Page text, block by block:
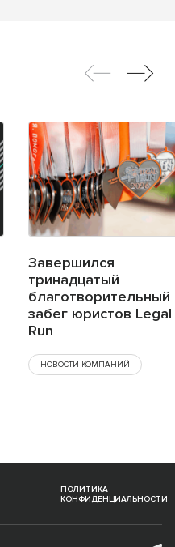
Завершился
тринадцатый
благотворительный
забег юристов Legal
Run
НОВОСТИ КОМПАНИЙ
ПОЛИТИКА
КОНФИДЕНЦИАЛЬНОСТИ